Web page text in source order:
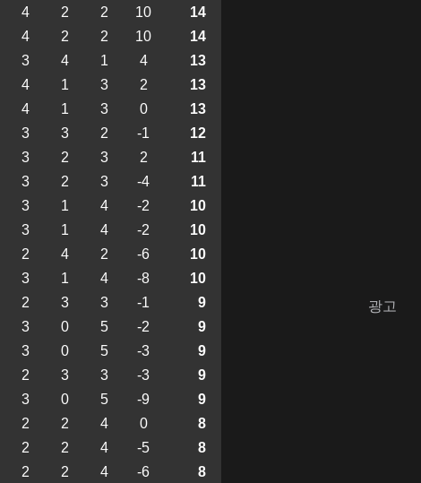
4 2 2 10 14
4 2 2 10 14
3 4 1 4 13
4 1 3 2 13
4 1 3 0 13
3 3 2 -1 12
3 2 3 2 11
3 2 3 -4 11
3 1 4 -2 10
3 1 4 -2 10
2 4 2 -6 10
3 1 4 -8 10
2 3 3 -1 9
3 0 5 -2 9
3 0 5 -3 9
2 3 3 -3 9
3 0 5 -9 9
2 2 4 0 8
2 2 4 -5 8
2 2 4 -6 8